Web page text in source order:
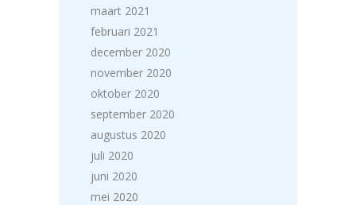
maart 2021
februari 2021
december 2020
november 2020
oktober 2020
september 2020
augustus 2020
juli 2020
juni 2020
mei 2020